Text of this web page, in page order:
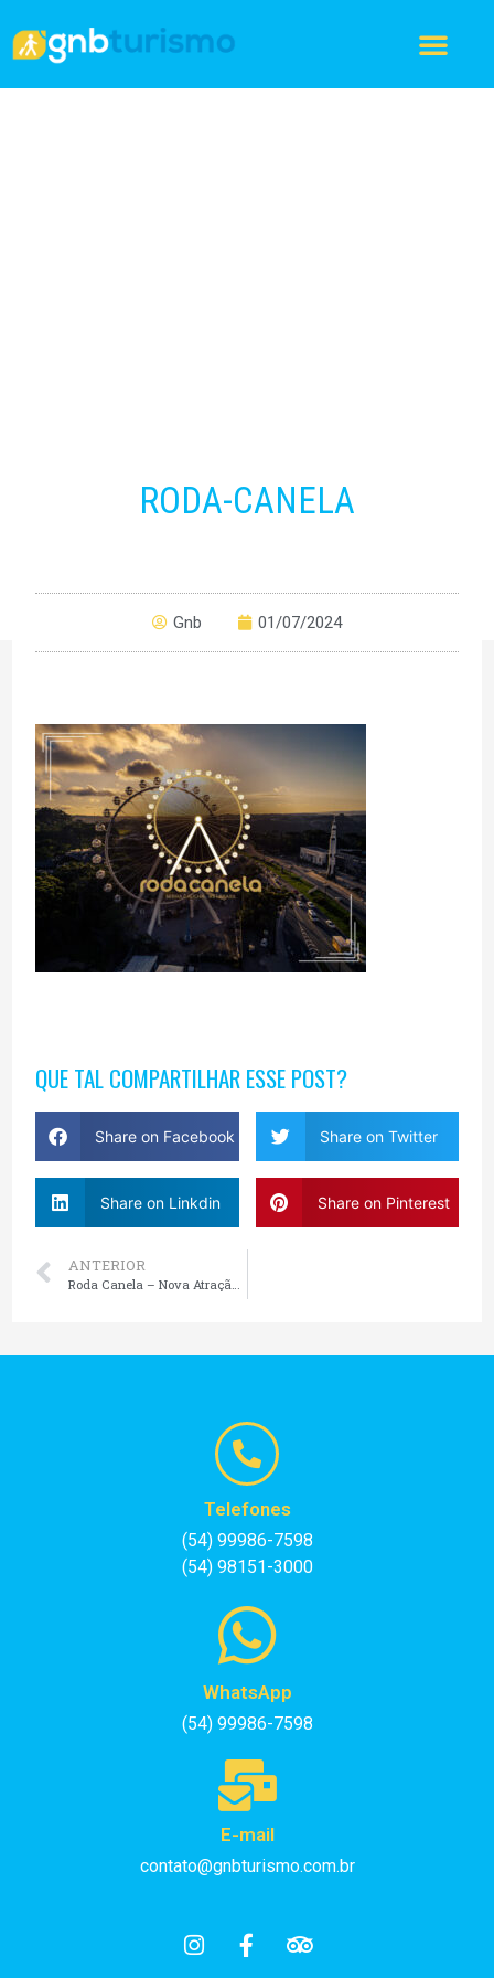
RODA-CANELA
Gnb 01/07/2024
QUE TAL COMPARTILHAR ESSE POST?
Share on Facebook Share on Twitter
Share on Linkdin Share on Pinterest
ANTERIOR
Roda Canela – Nova Atração na Serra Gaúcha
Telefones
(54) 99986-7598
(54) 98151-3000
WhatsApp
(54) 99986-7598
E-mail
contato@gnbturismo.com.br